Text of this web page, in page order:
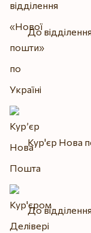
До
Кур'єр Нова
До